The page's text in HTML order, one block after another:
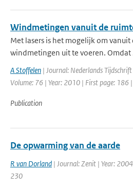
Windmetingen vanuit de
Met lasers is het mogelijk om
windmetingen uit te voeren. Omdat
A Stoffelen | Journal: Nederlands
Volume: 76 | Year: 2010 | First page: 186
Publication
De opwarming van de aarde
R van Dorland | Journal: Zenit | Year:
230